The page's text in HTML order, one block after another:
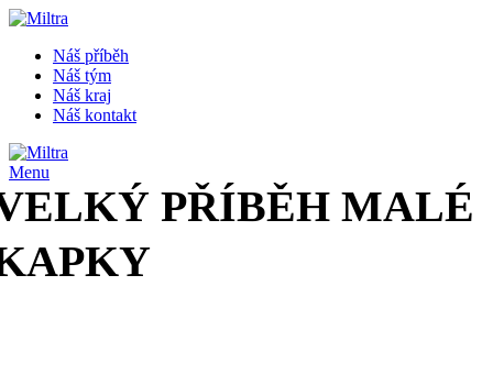
Náš příběh
Náš tým
Náš kraj
Náš kontakt
Menu
PŘÍBĚH MALÉ